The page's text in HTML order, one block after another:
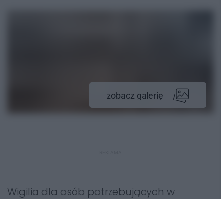
zobacz galerię
Wigilia dla osób potrzebujących w